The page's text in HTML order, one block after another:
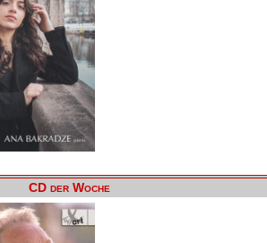
CD der Woche